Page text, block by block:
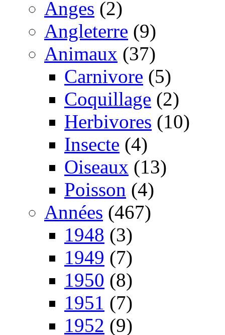
Anges (2)
Angleterre (9)
Animaux (37)
Carnivore (5)
Coquillage (2)
Herbivores (10)
Insecte (4)
Oiseaux (13)
Poisson (4)
Années (467)
1948 (3)
1949 (7)
1950 (8)
1951 (7)
1952 (9)